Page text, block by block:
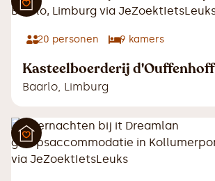
20 personen 9 kamers
Kasteelboerderij d'Ouffenhoff
Baarlo, Limburg